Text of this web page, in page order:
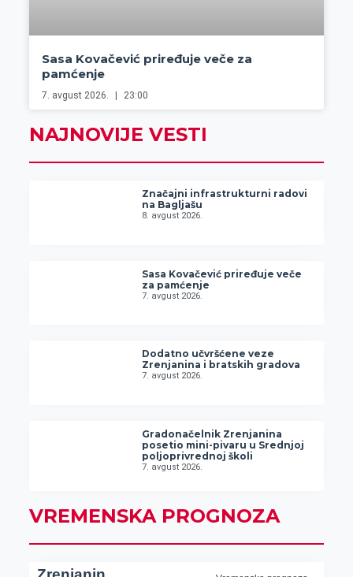
Sasa Kovačević priređuje veče za
pamćenje
7. avgust 2026. 23:00
NAJNOVIJE VESTI
Značajni infrastrukturni radovi
na Bagljašu
8. avgust 2026.
Sasa Kovačević priređuje veče
za pamćenje
7. avgust 2026.
Dodatno učvršćene veze
Zrenjanina i bratskih gradova
7. avgust 2026.
Gradonačelnik Zrenjanina
posetio mini-pivaru u Srednjoj
poljoprivrednoj školi
7. avgust 2026.
VREMENSKA PROGNOZA